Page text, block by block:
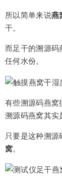
所以简单来说燕
干。
而足干的溯源码
任何水份。
有些溯源码燕窝
溯源码燕窝其实
只要是这种溯
窝。